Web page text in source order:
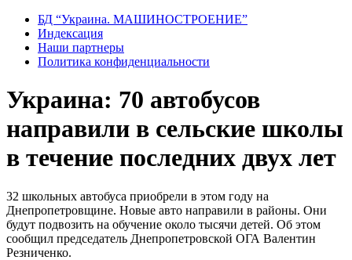
БД “Украина. МАШИНОСТРОЕНИЕ”
Индекcация
Наши партнеры
Политика конфиденциальности
Украина: 70 автобусов
направили в сельские школы
в течение последних двух лет
32 школьных автобуса приобрели в этом году на
Днепропетровщине. Новые авто направили в районы. Они
будут подвозить на обучение около тысячи детей. Об этом
сообщил председатель Днепропетровской ОГА Валентин
Резниченко.